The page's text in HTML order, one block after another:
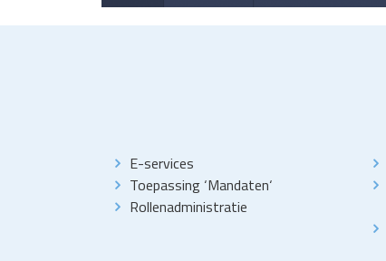
E-services
Toepassing ‘Mandaten‘
Rollenadministratie